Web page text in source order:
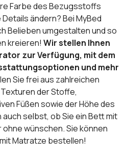
Farbe des Bezugsstoffs
ändern? Bei MyBed
Belieben umgestalten und so
kreieren! Wir stellen Ihnen
zur Verfügung, mit dem
und mehr
Sie frei aus zahlreichen
der Stoffe,
Füßen sowie der Höhe des
selbst, ob Sie ein Bett mit
wünschen. Sie können
Matratze bestellen!